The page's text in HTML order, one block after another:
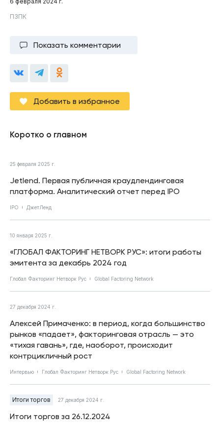
ПЗПК
Показать комментарии
Добавить в избранное
Коротко о главном
25 февраля 2025 г.
Jetlend. Первая публичная краудлендинговая
платформа. Аналитический отчет перед IPO
IPO ДжетЛенд
10 января 2025 г.
«ГЛОБАЛ ФАКТОРИНГ НЕТВОРК РУС»: итоги работы
эмитента за декабрь 2024 год
Глобал Факторинг Нетворк Рус Global Factoring Network
27 декабря 2024 г.
Алексей Примаченко: в период, когда большинство
рынков «падает», факторинговая отрасль — это
«тихая гавань», где, наоборот, происходит
контрцикличный рост
Интервью Глобал Факторинг Нетворк Рус Global Factoring Network
Итоги торгов 27 декабря 2024 г.
Итоги торгов за 26.12.2024